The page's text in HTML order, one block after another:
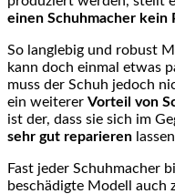
einen Schuhmacher kein
So langlebig und robust
kann doch einmal etwas
muss der Schuh jedoch
ein weiterer Vorteil von
ist der, dass sie sich im
sehr gut reparieren
Fast jeder Schuhmacher
beschädigte Modell auch